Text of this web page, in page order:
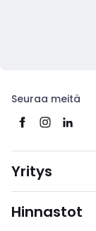
Seuraa meitä
Yritys
Hinnastot